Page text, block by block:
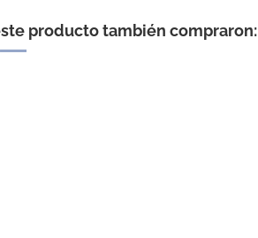
producto también compraron: